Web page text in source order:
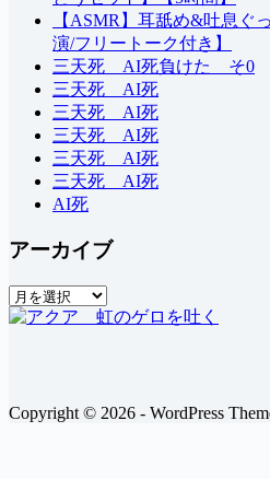
【ASMR】耳舐め&吐息ぐ
演/フリートーク付き】
三天死 AI死負けた そ0
三天死 AI死
三天死 AI死
三天死 AI死
三天死 AI死
三天死 AI死
AI死
アーカイブ
ア
ー
Copyright © 2026 - WordPress